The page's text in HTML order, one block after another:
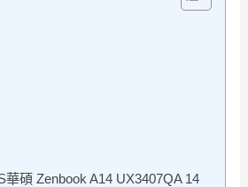
碩 Zenbook A14 UX3407QA 14